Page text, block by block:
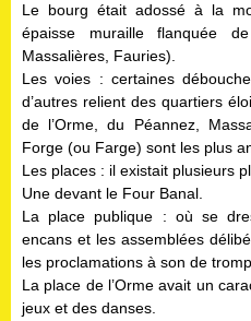
Le bourg était adossé à la
épaisse muraille flanquée
Massalières, Fauries).
Les voies : certaines
d’autres relient des quartiers
de l’Orme, du Péannez,
Forge (ou Farge) sont les plus
Les places : il existait plusieurs
Une devant le Four Banal.
La place publique : où se
encans et les assemblées
les proclamations à son de
La place de l’Orme avait un
jeux et des danses.